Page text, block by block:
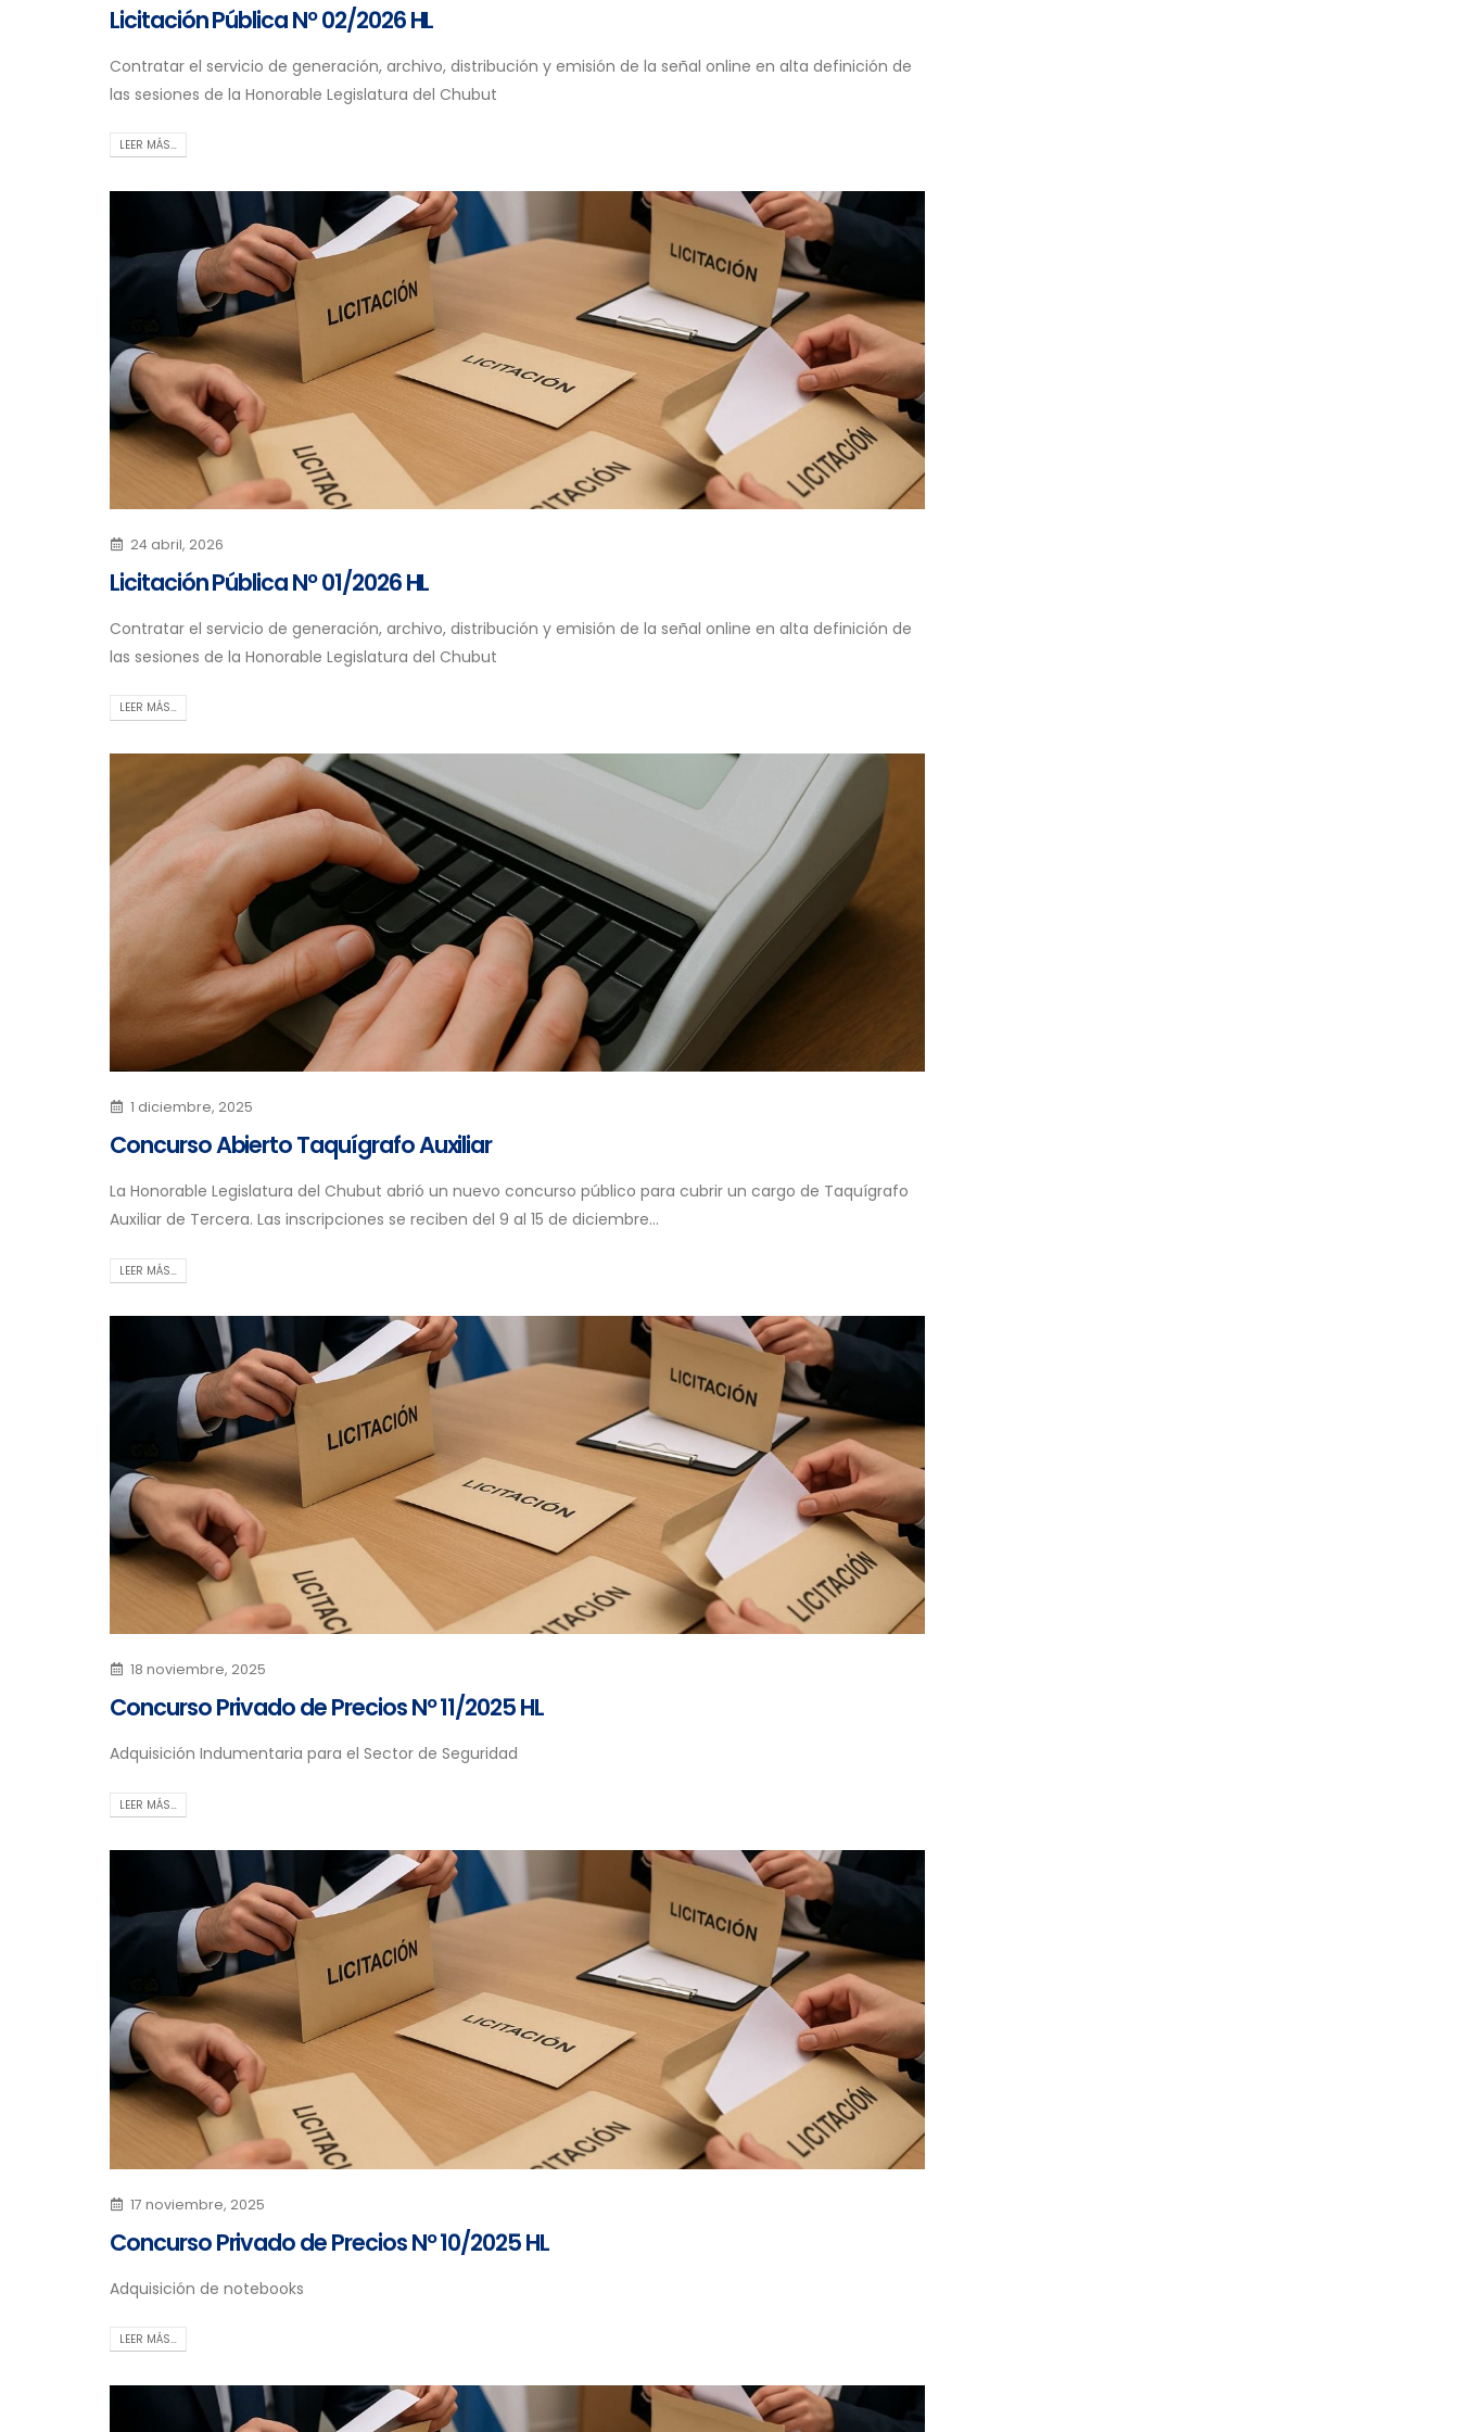
Licitación Pública Nº 02/2026 HL
Contratar el servicio de generación, archivo, distribución y emisión de la señal online en alta definición de
las sesiones de la Honorable Legislatura del Chubut
LEER MÁS…
24 abril, 2026
Licitación Pública Nº 01/2026 HL
Contratar el servicio de generación, archivo, distribución y emisión de la señal online en alta definición de
las sesiones de la Honorable Legislatura del Chubut
LEER MÁS…
1 diciembre, 2025
Concurso Abierto Taquígrafo Auxiliar
La Honorable Legislatura del Chubut abrió un nuevo concurso público para cubrir un cargo de Taquígrafo
Auxiliar de Tercera. Las inscripciones se reciben del 9 al 15 de diciembre...
LEER MÁS…
18 noviembre, 2025
Concurso Privado de Precios Nº 11/2025 HL
Adquisición Indumentaria para el Sector de Seguridad
LEER MÁS…
17 noviembre, 2025
Concurso Privado de Precios Nº 10/2025 HL
Adquisición de notebooks
LEER MÁS…